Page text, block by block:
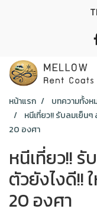
หน้าแรก บทความทั้งห
หนีเที่ยว!! รับลมเย็น
20 องศา
หนีเที่ยว!!
ตัวยังไงดี!!
20 องศา